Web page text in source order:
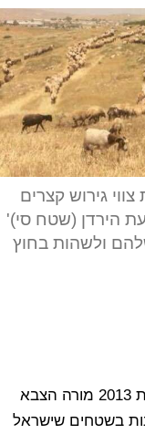
גירוש קצרים
הירדן (שטח סי)'
ולשהות בחוץ
בשנים האחרונות, ובעיקר מאז תחילת שנת 2013 מורה הצבא
בשטחים שישראל